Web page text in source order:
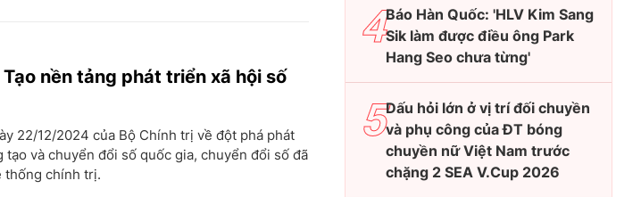
nền tảng phát triển xã hội số
22/12/2024 của Bộ Chính trị về đột phá phát
và chuyển đổi số quốc gia, chuyển đổi số đã
thống chính trị.
Báo Hàn Quốc: 'HLV Kim Sang
Sik làm được điều ông Park
Hang Seo chưa từng'
Dấu hỏi lớn ở vị trí đối chuyền
và phụ công của ĐT bóng
chuyền nữ Việt Nam trước
chặng 2 SEA V.Cup 2026